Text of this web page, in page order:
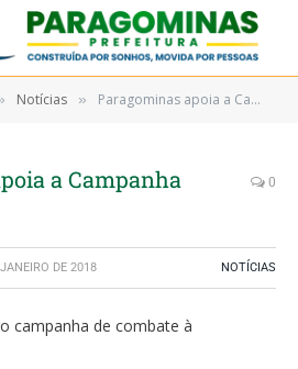
Notícias » Paragominas apoia a Campanha Janeiro Roxo
a Campanha
0
DE 2018 NOTÍCIAS
campanha de combate à